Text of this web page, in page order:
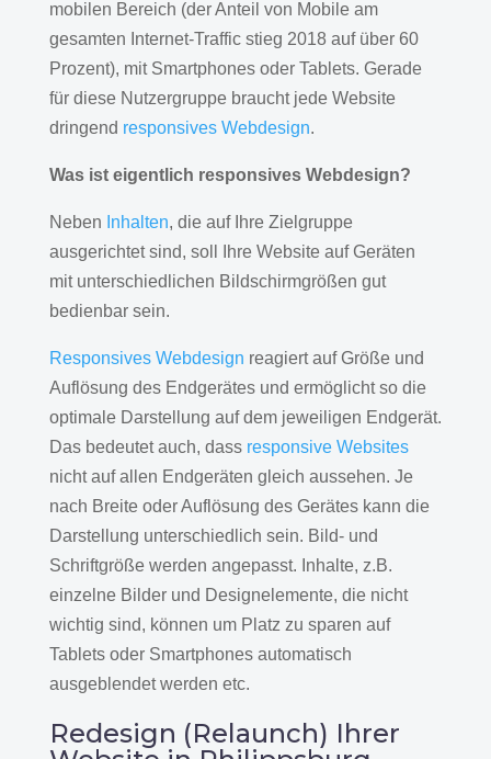
mobilen Bereich (der Anteil von Mobile am
gesamten Internet-Traffic stieg 2018 auf über 60
Prozent), mit Smartphones oder Tablets. Gerade
für diese Nutzergruppe braucht jede Website
dringend responsives Webdesign.
Was ist eigentlich responsives Webdesign?
Neben Inhalten, die auf Ihre Zielgruppe
ausgerichtet sind, soll Ihre Website auf Geräten
mit unterschiedlichen Bildschirmgrößen gut
bedienbar sein.
Responsives Webdesign reagiert auf Größe und
Auflösung des Endgerätes und ermöglicht so die
optimale Darstellung auf dem jeweiligen Endgerät.
Das bedeutet auch, dass responsive Websites
nicht auf allen Endgeräten gleich aussehen. Je
nach Breite oder Auflösung des Gerätes kann die
Darstellung unterschiedlich sein. Bild- und
Schriftgröße werden angepasst. Inhalte, z.B.
einzelne Bilder und Designelemente, die nicht
wichtig sind, können um Platz zu sparen auf
Tablets oder Smartphones automatisch
ausgeblendet werden etc.
Redesign (Relaunch) Ihrer